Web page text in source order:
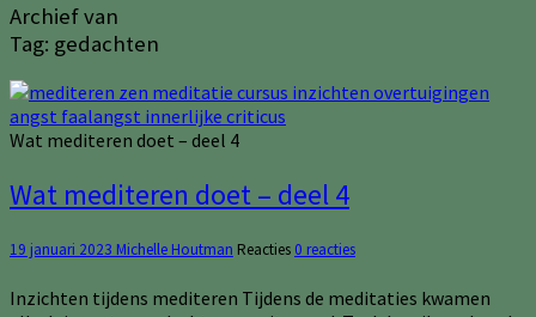
Archief van
Tag: gedachten
Wat mediteren doet – deel 4
Wat mediteren doet – deel 4
19 januari 2023 Michelle Houtman Reacties 0 reacties
Inzichten tijdens mediteren Tijdens de meditaties kwamen